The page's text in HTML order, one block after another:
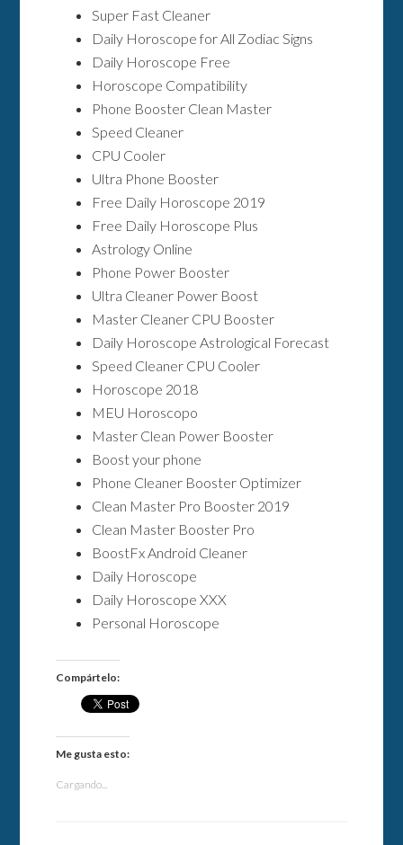
Super Fast Cleaner
Daily Horoscope for All Zodiac Signs
Daily Horoscope Free
Horoscope Compatibility
Phone Booster Clean Master
Speed Cleaner
CPU Cooler
Ultra Phone Booster
Free Daily Horoscope 2019
Free Daily Horoscope Plus
Astrology Online
Phone Power Booster
Ultra Cleaner Power Boost
Master Cleaner CPU Booster
Daily Horoscope Astrological Forecast
Speed Cleaner CPU Cooler
Horoscope 2018
MEU Horoscopo
Master Clean Power Booster
Boost your phone
Phone Cleaner Booster Optimizer
Clean Master Pro Booster 2019
Clean Master Booster Pro
BoostFx Android Cleaner
Daily Horoscope
Daily Horoscope XXX
Personal Horoscope
Compártelo:
Me gusta esto:
Cargando...